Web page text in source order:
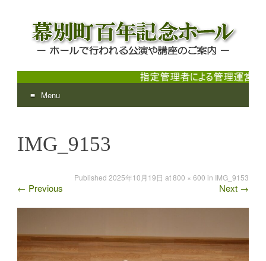
幕別町百年記念ホール
ホールで行われる公演や講座のご案内
Menu
content
IMG_9153
Published 2025年10月19日 at800 × 600 in IMG_9153
← Previous Next →